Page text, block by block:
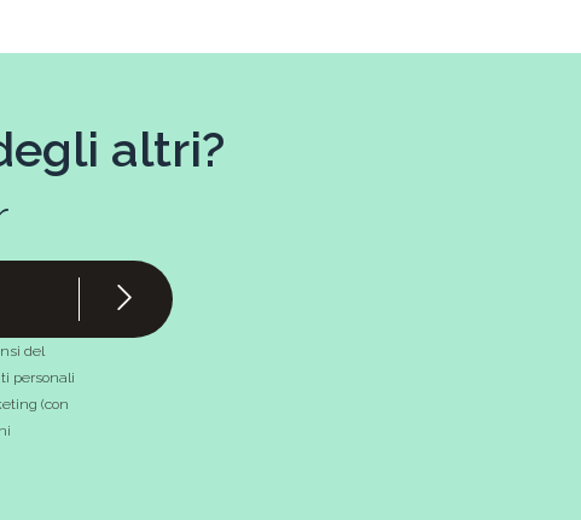
altri?
del
personali
(con